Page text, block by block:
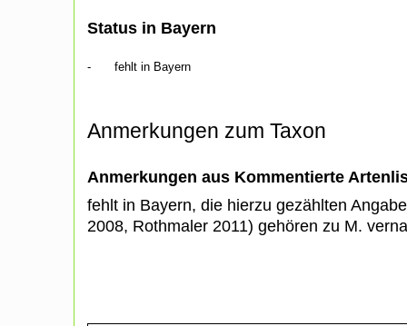
Status in Bayern
- fehlt in Bayern
Anmerkungen zum Taxon
Anmerkungen aus Kommentierte
fehlt in Bayern, die hierzu gezählten
2008, Rothmaler 2011) gehören zu M.